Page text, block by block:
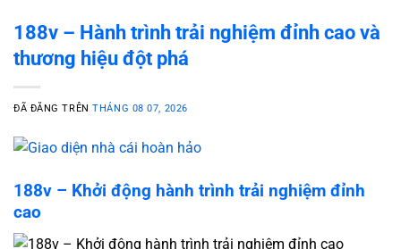
188v – Hành trình trải nghiệm đỉnh cao và
thương hiệu đột phá
ĐÃ ĐĂNG TRÊNTHÁNG 08 07, 2026
188v – Khởi động hành trình trải nghiệm đỉnh
cao